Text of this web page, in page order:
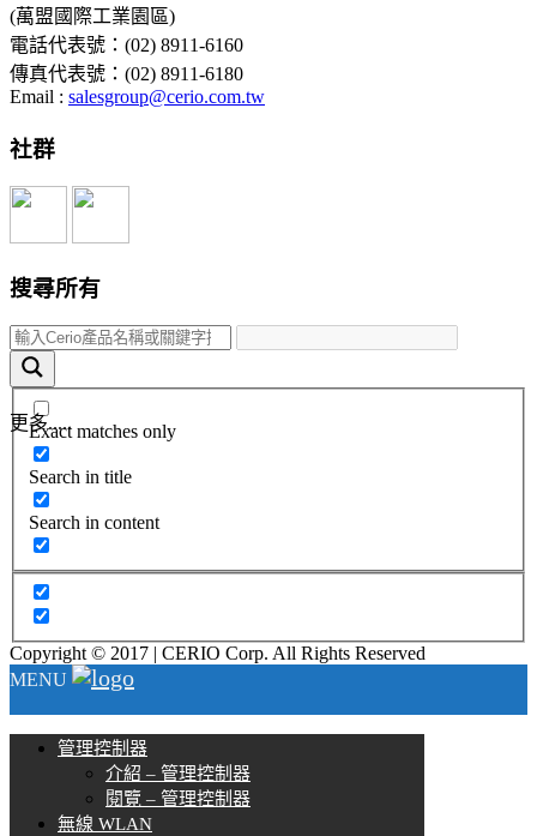
(萬盟國際工業園區)
電話代表號：(02) 8911-6160
傳真代表號：(02) 8911-6180
Email : salesgroup@cerio.com.tw
社群
搜尋所有
更多.....
Exact matches only
Search in title
Search in content
Copyright © 2017 | CERIO Corp. All Rights Reserved
MENU
管理控制器
介紹 – 管理控制器
閱覽 – 管理控制器
無線 WLAN